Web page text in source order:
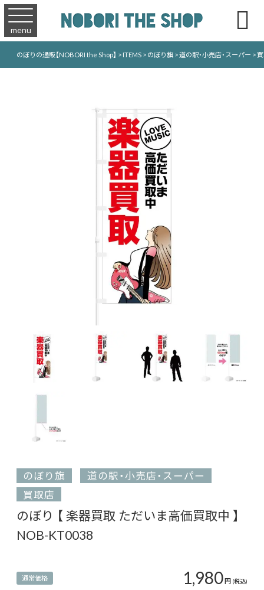
menu 
のぼりの通販【NOBORI the Shop】 >ITEMS>のぼり旗>道の駅・小売店・スーパー >
のぼり旗
道の駅・小売店・スーパー
買取店
のぼり 【 楽器買取 ただいま高価買取中 】
NOB-KT0038
通常価格 1,980円 (税込)